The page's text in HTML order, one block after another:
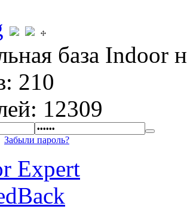
база Indoor
210
12309
Забыли пароль?
Expert